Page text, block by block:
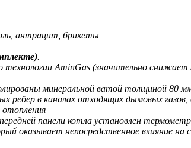
антрацит, брикеты
.
AminGas (значительно снижает
минеральной ватой толщиной 80
ребер в каналах отходящих дымовых
отопления
панели котла установлен
оказывает непосредственное влияние